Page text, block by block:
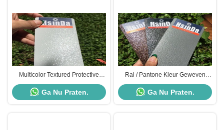
Multicolor Textured Protective
Powder Coating Super
Weerbestand Duurzaam
afwerking
Ga Nu Praten.
Ral / Pantone Kleur Geweven
poedercoat Hoog
warmteverspreiding Voor metaal
afwerking
Ga Nu Praten.